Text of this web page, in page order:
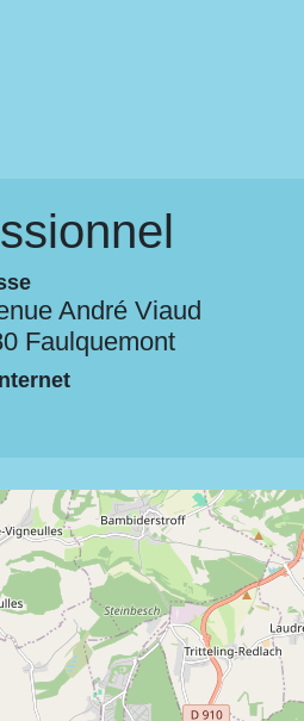
André Viaud
Faulquemont